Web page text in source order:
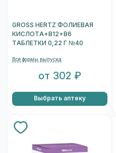
GROSS HERTZ ФОЛИЕВАЯ
КИСЛОТА+В12+В6
ТАБЛЕТКИ 0,22 Г №40
Все формы выпуска
от 302 ₽
Выбрать аптеку